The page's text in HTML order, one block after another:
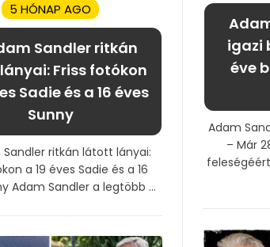
igazi
éve
Adam
– Már
5 HÓNAP AGO
Sandler ritkán
Friss fotókon
Sadie és a 16 éves
Sunny
Sandler ritkán látott lányai:
a 19 éves Sadie és a 16
Adam Sandler a legtöbb ...